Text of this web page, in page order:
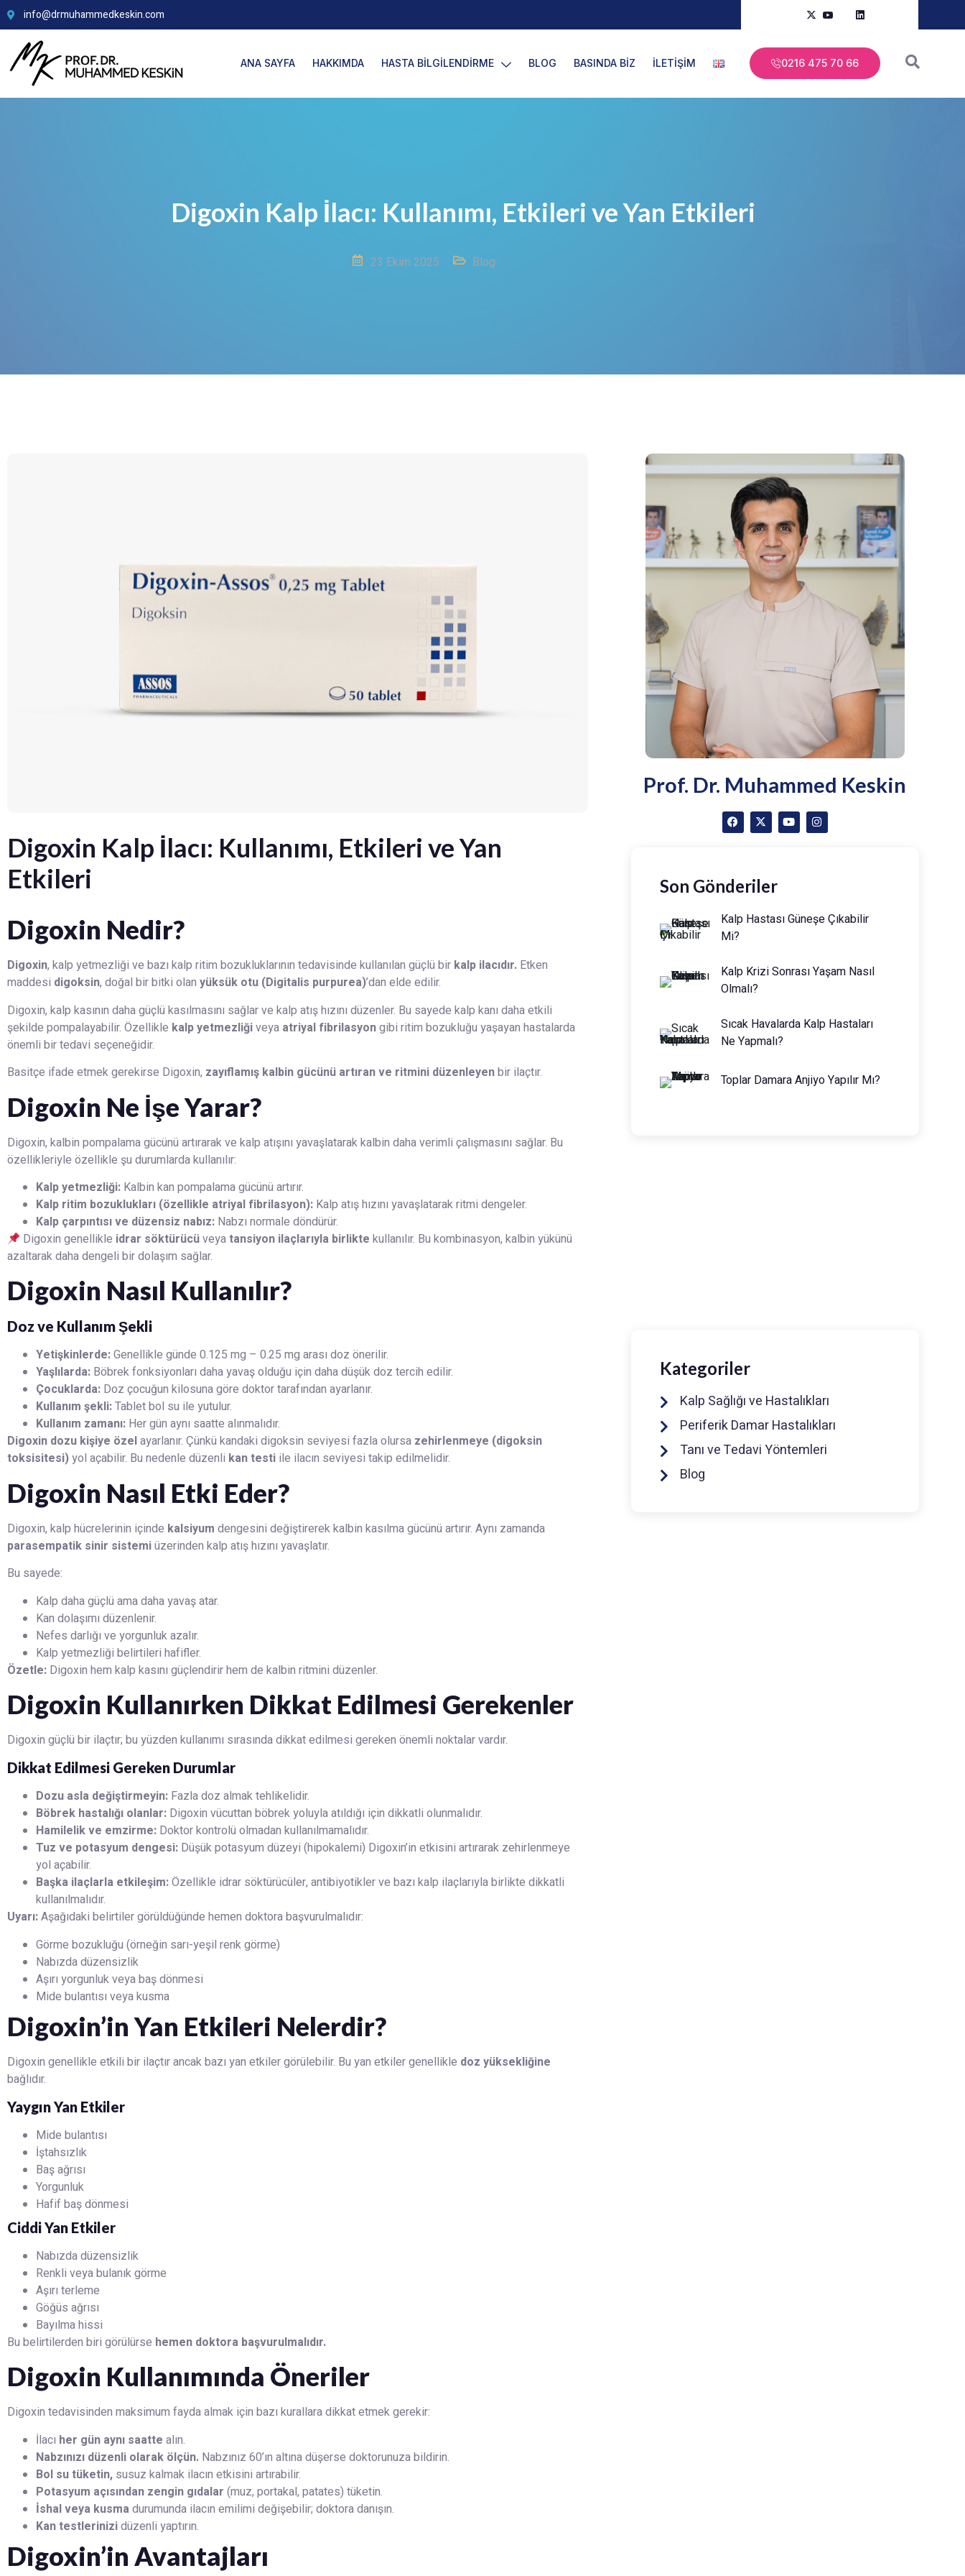
info@drmuhammedkeskin.com
ANA SAYFA HAKKIMDA HASTA BİLGİLENDİRME BLOG BASINDA BİZ İLETİŞİM 0216 475 70 66
Digoxin Kalp İlacı: Kullanımı, Etkileri ve Yan Etkileri
23 Ekim 2025 Blog
Digoxin Kalp İlacı: Kullanımı, Etkileri ve Yan
Etkileri
Digoxin Nedir?
Digoxin, kalp yetmezliği ve bazı kalp ritim bozukluklarının tedavisinde kullanılan güçlü bir kalp ilacıdır. Etken
maddesi digoksin, doğal bir bitki olan yüksük otu (Digitalis purpurea)’dan elde edilir.
Digoxin, kalp kasının daha güçlü kasılmasını sağlar ve kalp atış hızını düzenler. Bu sayede kalp kanı daha etkili
şekilde pompalayabilir. Özellikle kalp yetmezliğiveya atriyal fibrilasyongibi ritim bozukluğu yaşayan hastalarda
önemli bir tedavi seçeneğidir.
Basitçe ifade etmek gerekirse Digoxin, zayıflamış kalbin gücünü artıran ve ritmini düzenleyenbir ilaçtır.
Digoxin Ne İşe Yarar?
Digoxin, kalbin pompalama gücünü artırarak ve kalp atışını yavaşlatarak kalbin daha verimli çalışmasını sağlar. Bu
özellikleriyle özellikle şu durumlarda kullanılır:
Kalp yetmezliği: Kalbin kan pompalama gücünü artırır.
Kalp ritim bozuklukları (özellikle atriyal fibrilasyon): Kalp atış hızını yavaşlatarak ritmi dengeler.
Kalp çarpıntısı ve düzensiz nabız: Nabzı normale döndürür.
Digoxin genellikle idrar söktürücüveyatansiyon ilaçlarıyla birlikte kullanılır. Bu kombinasyon, kalbin yükünü
azaltarak daha dengeli bir dolaşım sağlar.
Digoxin Nasıl Kullanılır?
Doz ve Kullanım Şekli
Yetişkinlerde:Genellikle günde 0.125 mg – 0.25 mg arası doz önerilir.
Yaşlılarda: Böbrek fonksiyonları daha yavaş olduğu için daha düşük doz tercih edilir.
Çocuklarda: Doz çocuğun kilosuna göre doktor tarafından ayarlanır.
Kullanım şekli:Tablet bol su ile yutulur.
Kullanım zamanı: Her gün aynı saatte alınmalıdır.
Digoxin dozu kişiye özelayarlanır. Çünkü kandaki digoksin seviyesi fazla olursa zehirlenmeye (digoksin
toksisitesi)yol açabilir. Bu nedenle düzenli kan testi ile ilacın seviyesi takip edilmelidir.
Digoxin Nasıl Etki Eder?
Digoxin, kalp hücrelerinin içinde kalsiyum dengesini değiştirerek kalbin kasılma gücünü artırır. Aynı zamanda
parasempatik sinir sistemiüzerinden kalp atış hızını yavaşlatır.
Bu sayede:
Kalp daha güçlü ama daha yavaş atar.
Kan dolaşımı düzenlenir.
Nefes darlığı ve yorgunluk azalır.
Kalp yetmezliği belirtileri hafifler.
Özetle: Digoxin hem kalp kasını güçlendirir hem de kalbin ritmini düzenler.
Digoxin Kullanırken Dikkat Edilmesi Gerekenler
Digoxin güçlü bir ilaçtır; bu yüzden kullanımı sırasında dikkat edilmesi gereken önemli noktalar vardır.
Dikkat Edilmesi Gereken Durumlar
Dozu asla değiştirmeyin: Fazla doz almak tehlikelidir.
Böbrek hastalığı olanlar: Digoxin vücuttan böbrek yoluyla atıldığı için dikkatli olunmalıdır.
Hamilelik ve emzirme: Doktor kontrolü olmadan kullanılmamalıdır.
Tuz ve potasyum dengesi: Düşük potasyum düzeyi (hipokalemi) Digoxin’in etkisini artırarak zehirlenmeye
yol açabilir.
Başka ilaçlarla etkileşim:Özellikle idrar söktürücüler, antibiyotikler ve bazı kalp ilaçlarıyla birlikte dikkatli
kullanılmalıdır.
Uyarı:Aşağıdaki belirtiler görüldüğünde hemen doktora başvurulmalıdır:
Görme bozukluğu (örneğin sarı-yeşil renk görme)
Nabızda düzensizlik
Aşırı yorgunluk veya baş dönmesi
Mide bulantısı veya kusma
Digoxin’in Yan Etkileri Nelerdir?
Digoxin genellikle etkili bir ilaçtır ancak bazı yan etkiler görülebilir. Bu yan etkiler genellikle doz yüksekliğine
bağlıdır.
Yaygın Yan Etkiler
Mide bulantısı
İştahsızlık
Baş ağrısı
Yorgunluk
Hafif baş dönmesi
Ciddi Yan Etkiler
Nabızda düzensizlik
Renkli veya bulanık görme
Aşırı terleme
Göğüs ağrısı
Bayılma hissi
Bu belirtilerden biri görülürse hemen doktora başvurulmalıdır.
Digoxin Kullanımında Öneriler
Digoxin tedavisinden maksimum fayda almak için bazı kurallara dikkat etmek gerekir:
İlacı her gün aynı saatte alın.
Nabzınızı düzenli olarak ölçün. Nabzınız 60’ın altına düşerse doktorunuza bildirin.
Bol su tüketin, susuz kalmak ilacın etkisini artırabilir.
Potasyum açısından zengin gıdalar (muz, portakal, patates) tüketin.
İshal veya kusmadurumunda ilacın emilimi değişebilir; doktora danışın.
Kan testlerinizidüzenli yaptırın.
Digoxin’in Avantajları
Prof. Dr. Muhammed Keskin
Son Gönderiler
Kalp Hastası Güneşe Çıkabilir
Mi?
Kalp Krizi Sonrası Yaşam Nasıl
Olmalı?
Sıcak Havalarda Kalp Hastaları
Ne Yapmalı?
Toplar Damara Anjiyo Yapılır Mı?
Kategoriler
Kalp Sağlığı ve Hastalıkları
Periferik Damar Hastalıkları
Tanı ve Tedavi Yöntemleri
Blog